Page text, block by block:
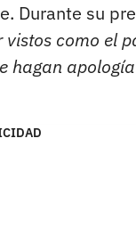
Durante su
vistos como el
hagan